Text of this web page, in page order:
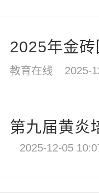
2025年金
教育在线 2025-
第九届黄炎
2025-12-05